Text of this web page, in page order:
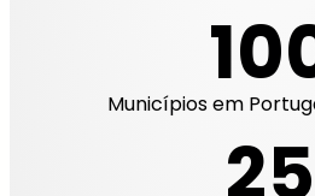
Municípios em
25